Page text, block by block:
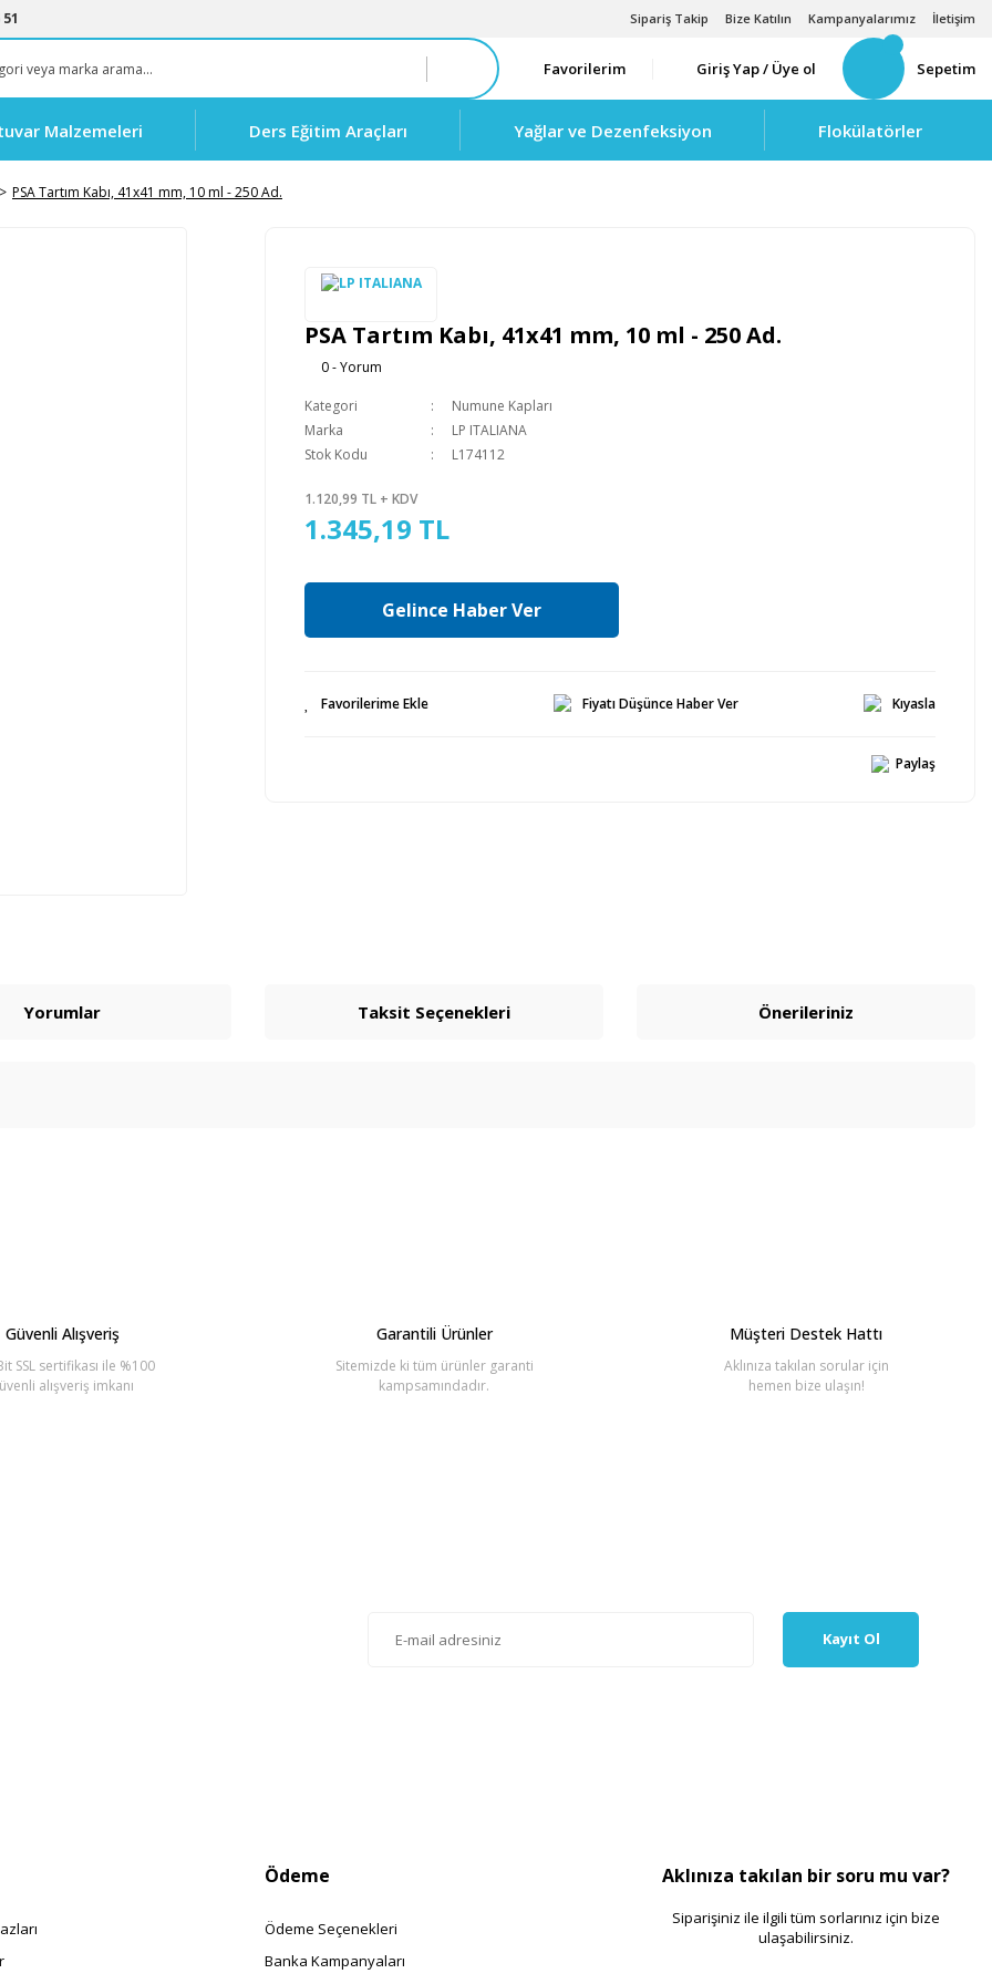
Sipariş Takip Bize Katılın Kampanyalarımız İletişim
Favorilerim Giriş Yap / Üye ol Sepetim
Malzemeleri Ders Eğitim Araçları Yağlar ve Dezenfeksiyon Flokülatörler
PSA Tartım Kabı, 41x41 mm, 10 ml - 250 Ad.
PSA Tartım Kabı, 41x41 mm, 10 ml - 250 Ad.
0 - Yorum
Kategori
Numune Kapları
Marka
LP ITALIANA
Stok Kodu
L174112
1.120,99 TL + KDV
1.345,19 TL
Gelince Haber Ver
Fiyatı Düşünce Haber Ver Kıyasla
Paylaş
Yorumlar Taksit Seçenekleri Önerileriniz
Güvenli Alışveriş
SSL sertifikası ile %100
alışveriş imkanı
Garantili Ürünler
Sitemizde ki tüm ürünler garanti
kampsamındadır.
Müşteri Destek Hattı
Aklınıza takılan sorular için
hemen bize ulaşın!
Kayıt Ol
Ödeme
Ödeme Seçenekleri
Banka Kampanyaları
Aklınıza takılan bir soru mu var?
Siparişiniz ile ilgili tüm sorlarınız için bize
ulaşabilirsiniz.